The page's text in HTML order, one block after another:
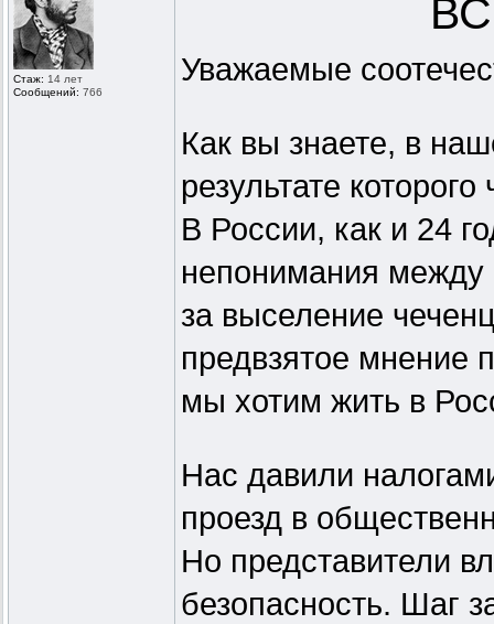
Стаж: 14 лет
Сообщений: 766
Уважаемые
Как вы знаете, в
результате
В России, как и 24
непонимания
за выселение
предвзятое мнение
мы хотим жить в
Нас давили
проезд в
Но представители
безопасность. Шаг